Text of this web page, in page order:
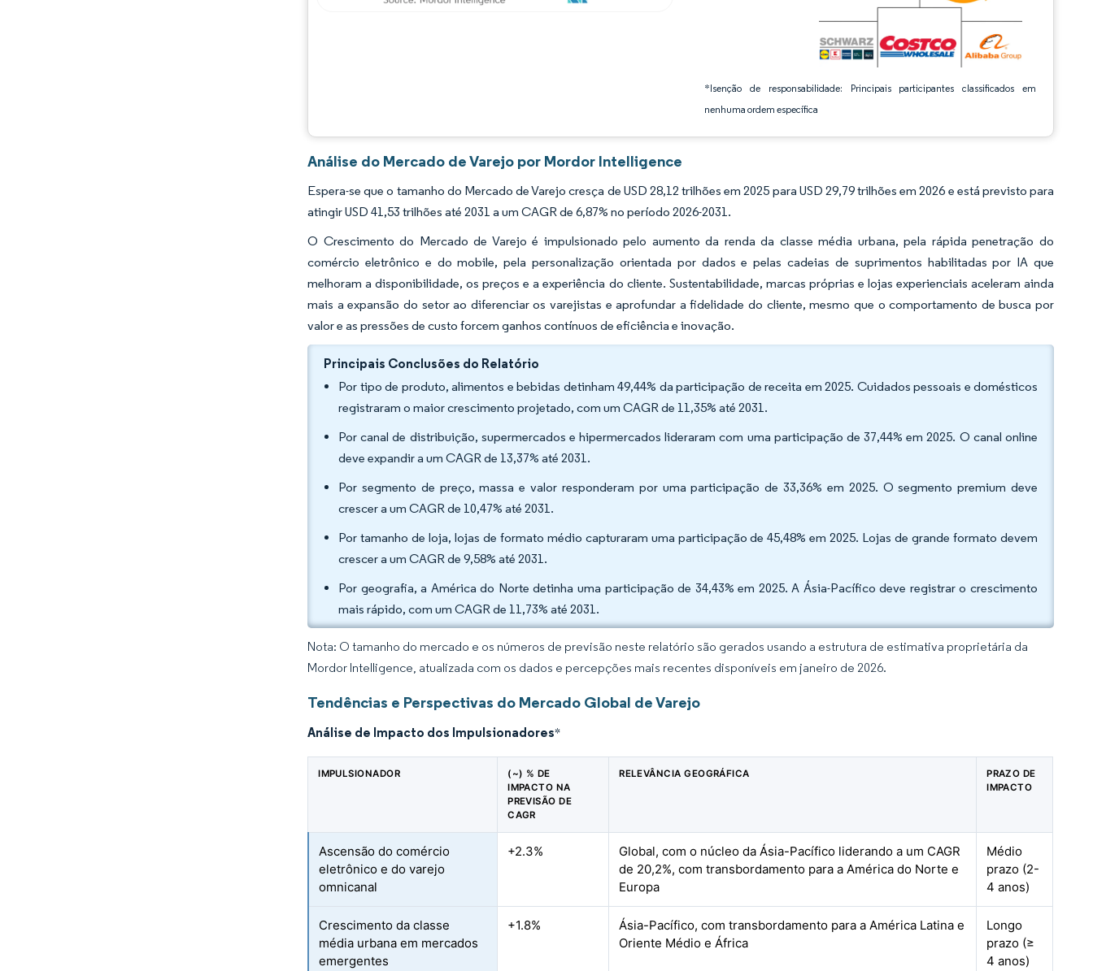
*Isenção de responsabilidade: Principais participantes classificados em
nenhuma ordem específica
Análise do Mercado de Varejo por Mordor Intelligence
Espera-se que o tamanho do Mercado de Varejo cresça de USD 28,12 trilhões em 2025 para USD 29,79 trilhões em 2026 e está previsto para
atingir USD 41,53 trilhões até 2031 a um CAGR de 6,87% no período 2026-2031.
O Crescimento do Mercado de Varejo é impulsionado pelo aumento da renda da classe média urbana, pela rápida penetração do
comércio eletrônico e do mobile, pela personalização orientada por dados e pelas cadeias de suprimentos habilitadas por IA que
melhoram a disponibilidade, os preços e a experiência do cliente. Sustentabilidade, marcas próprias e lojas experienciais aceleram ainda
mais a expansão do setor ao diferenciar os varejistas e aprofundar a fidelidade do cliente, mesmo que o comportamento de busca por
valor e as pressões de custo forcem ganhos contínuos de eficiência e inovação.
Principais Conclusões do Relatório
Por tipo de produto, alimentos e bebidas detinham 49,44% da participação de receita em 2025. Cuidados pessoais e domésticos
registraram o maior crescimento projetado, com um CAGR de 11,35% até 2031.
Por canal de distribuição, supermercados e hipermercados lideraram com uma participação de 37,44% em 2025. O canal online
deve expandir a um CAGR de 13,37% até 2031.
Por segmento de preço, massa e valor responderam por uma participação de 33,36% em 2025. O segmento premium deve
crescer a um CAGR de 10,47% até 2031.
Por tamanho de loja, lojas de formato médio capturaram uma participação de 45,48% em 2025. Lojas de grande formato devem
crescer a um CAGR de 9,58% até 2031.
Por geografia, a América do Norte detinha uma participação de 34,43% em 2025. A Ásia-Pacífico deve registrar o crescimento
mais rápido, com um CAGR de 11,73% até 2031.
Nota: O tamanho do mercado e os números de previsão neste relatório são gerados usando a estrutura de estimativa proprietária da
Mordor Intelligence, atualizada com os dados e percepções mais recentes disponíveis em janeiro de 2026.
Tendências e Perspectivas do Mercado Global de Varejo
Análise de Impacto dos Impulsionadores*
IMPULSIONADOR
(~) % DE
IMPACTO NA
PREVISÃO DE
CAGR
RELEVÂNCIA GEOGRÁFICA
PRAZO DE
IMPACTO
Ascensão do comércio
eletrônico e do varejo
omnicanal
+2.3%
Global, com o núcleo da Ásia-Pacífico liderando a um CAGR
de 20,2%, com transbordamento para a América do Norte e
Europa
Médio
prazo (2-
4 anos)
Crescimento da classe
média urbana em mercados
emergentes
+1.8%
Ásia-Pacífico, com transbordamento para a América Latina e
Oriente Médio e África
Longo
prazo (≥
4 anos)